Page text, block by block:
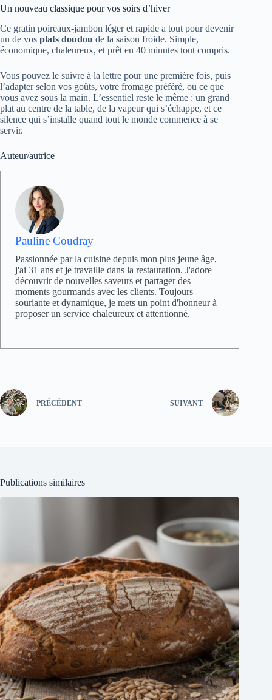
Un nouveau classique pour vos soirs d’hiver
Ce gratin poireaux-jambon léger et rapide a tout pour devenir
un de vos plats doudou de la saison froide. Simple,
économique, chaleureux, et prêt en 40 minutes tout compris.
Vous pouvez le suivre à la lettre pour une première fois, puis
l’adapter selon vos goûts, votre fromage préféré, ou ce que
vous avez sous la main. L’essentiel reste le même : un grand
plat au centre de la table, de la vapeur qui s’échappe, et ce
silence qui s’installe quand tout le monde commence à se
servir.
Auteur/autrice
Pauline Coudray
Passionnée par la cuisine depuis mon plus jeune âge,
j'ai 31 ans et je travaille dans la restauration. J'adore
découvrir de nouvelles saveurs et partager des
moments gourmands avec les clients. Toujours
souriante et dynamique, je mets un point d'honneur à
proposer un service chaleureux et attentionné.
PRÉCÉDENT SUIVANT
Publications similaires